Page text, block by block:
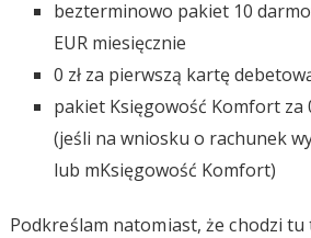
bezterminowo pakiet 10
EUR miesięcznie
0 zł za pierwszą kartę
pakiet Księgowość Komfort za
(jeśli na wniosku o rachunek
lub mKsięgowość Komfort)
Podkreślam natomiast, że chodzi